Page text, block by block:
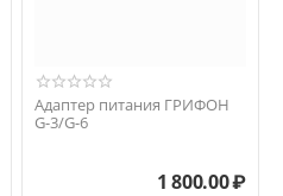
Адаптер питания ГРИФОН
G-3/G-6
1 800.00₽